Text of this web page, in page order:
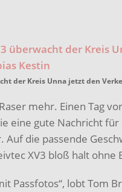
der Kreis Unna jetzt den
mehr. Einen Tag
eine gute Nachricht
Auf die passende
XV3 bloß halt ohne
Passfotos“, lobt Tom